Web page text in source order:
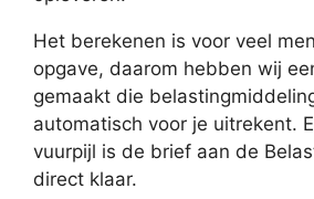
Het berekenen is voor veel
opgave, daarom hebben wij
gemaakt die
automatisch voor je uitrekent.
vuurpijl is de brief aan de
direct klaar.